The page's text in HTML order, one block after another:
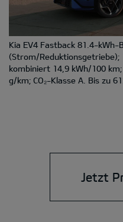
Kia EV4 Fastback 81.4-
(Strom/Reduktionsgetriebe);
kombiniert 14,9 kWh/100
g/km; CO₂-Klasse A. Bis zu
Jetzt